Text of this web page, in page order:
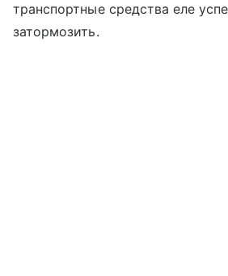
транспортные средства еле
затормозить.